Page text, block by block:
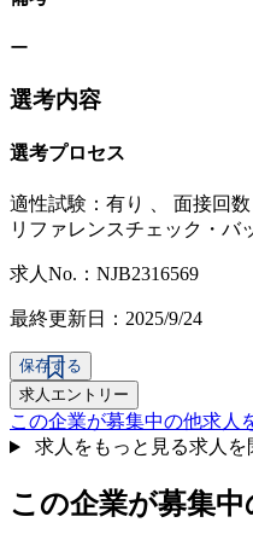
ー
選考内容
選考プロセス
適性試験： 有り
面接回数
リファレンスチェック・バ
求人No.：NJB2316569
最終更新日：2025/9/24
保存する
求人エントリー
この企業が募集中の他求人
求人をもっと見る求人を
この企業が募集